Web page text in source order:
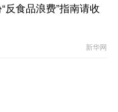
反食品浪费”指南请收
新华网